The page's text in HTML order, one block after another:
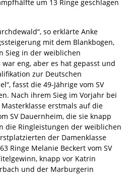
um 13 Ringe geschlagen
so erklärte Anke
mit dem Blankbogen,
Sieg in der weiblichen
war eng, aber es hat gepasst und
zur Deutschen
fasst die 49-Jährige vom SV
Nach ihrem Sieg im Vorjahr bei
erstmals auf die
SV Dauernheim, die sie knapp
die Ringleistungen der weiblichen
der Damenklasse
Ringe Melanie Beckert vom SV
knapp vor Katrin
und der Marburgerin